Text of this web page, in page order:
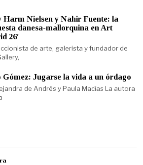
Harm Nielsen y Nahir Fuente: la
danesa-mallorquina en Art
26′
de arte, galerista y fundador de
Gómez: Jugarse la vida a un órdago
de Andrés y Paula Macías La autora